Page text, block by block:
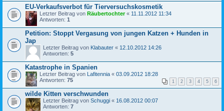
EU-Verkaufsverbot für Tierversuchskosmetik
Letzter Beitrag von Räubertochter« 11.11.2012 11:34
Antworten: 1
Petition: Stoppt Vergasung von jungen Katzen + Hunden in
Jap
Letzter Beitrag von Klabauter « 12.10.2012 14:26
Antworten: 5
Katastrophe in Spanien
Letzter Beitrag von Lafitennia « 03.09.2012 18:28
Antworten: 75 1 2 3 4 5 6
wilde Kitten verschwunden
Letzter Beitrag von Schuggi « 16.08.2012 00:07
Antworten: 7